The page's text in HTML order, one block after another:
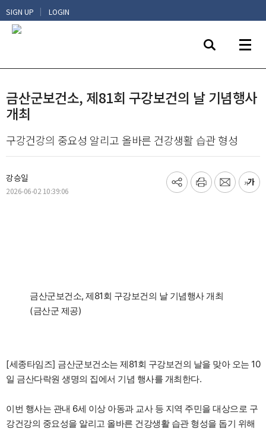
SIGN UP | LOGIN
금산군보건소, 제81회 구강보건의 날 기념행사
개최
구강건강의 중요성 알리고 올바른 건강생활 습관 형성
강승일
2026-06-02 10:39:06
기
프
메
글
금산군보건소, 제81회 구강보건의 날 기념행사 개최
(금산군 제공)
[세종타임즈] 금산군보건소는 제81회 구강보건의 날을 맞아 오는 10
일 금산다락원 생명의 집에서 기념 행사를 개최한다.
이번 행사는 관내 6세 이상 아동과 교사 등 지역 주민을 대상으로 구
강건강의 중요성을 알리고 올바른 건강생활 습관 형성을 돕기 위해